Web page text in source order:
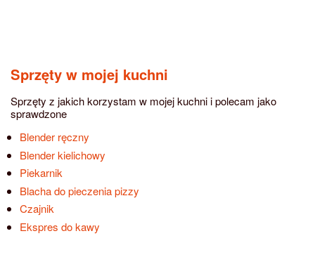
Sprzęty w mojej kuchni
Sprzęty z jakich korzystam w mojej kuchni i polecam jako
sprawdzone
Blender ręczny
Blender kielichowy
Piekarnik
Blacha do pieczenia pizzy
Czajnik
Ekspres do kawy